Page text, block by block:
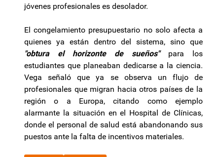
jóvenes profesionales es desolador.
El congelamiento presupuestario no solo afecta a
quienes ya están dentro del sistema, sino que
"obtura el horizonte de sueños"para los
estudiantes que planeaban dedicarse a la ciencia.
Vega señaló que ya se observa un flujo de
profesionales que migran hacia otros países de la
región o a Europa, citando como ejemplo
alarmante la situación en el Hospital de Clínicas,
donde el personal de salud está abandonando sus
puestos ante la falta de incentivos materiales.